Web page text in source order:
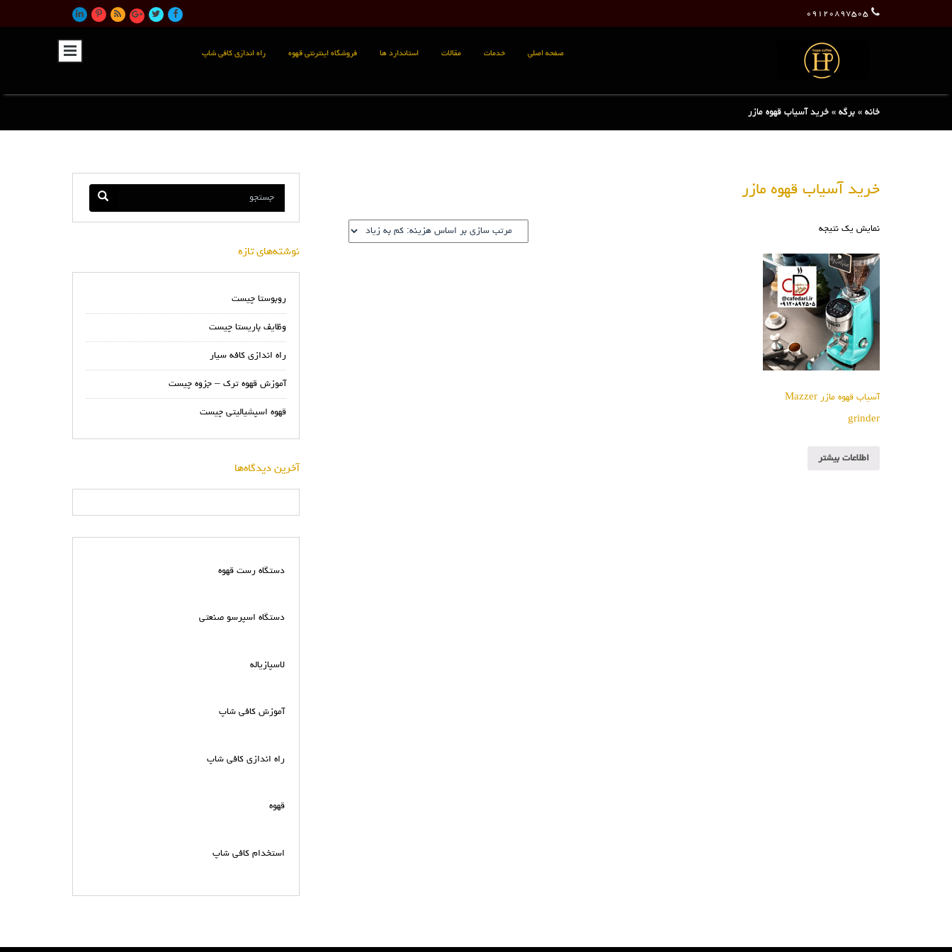
۰۹۱۲۰۸۹۷۵۰۵
صفحه اصلی خدمات مقالات استاندارد ها فروشگاه اینترنتی قهوه راه اندازی کافی شاپ
خانه » برگه » خرید آسیاب قهوه مازر
خرید آسیاب قهوه مازر
نمایش یک نتیجه
آسیاب قهوه مازر Mazzer
grinder
اطلاعات بیشتر
نوشته‌های تازه
روبوستا چیست
وظایف باریستا چیست
راه اندازی کافه سیار
آموزش قهوه ترک – جزوه چیست
قهوه اسپشیالیتی چیست
آخرین دیدگاه‌ها
دستگاه رست قهوه
دستگاه اسپرسو صنعتی
لاسپازیاله
آموزش کافی شاپ
راه اندازی کافی شاپ
قهوه
استخدام کافی شاپ